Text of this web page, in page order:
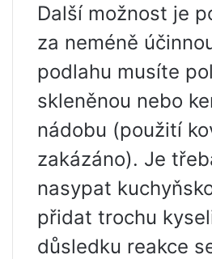
Další možnost je
za neméně
podlahu musíte
skleněnou nebo
nádobu (použití
zakázáno). Je
nasypat
přidat trochu
důsledku reakce